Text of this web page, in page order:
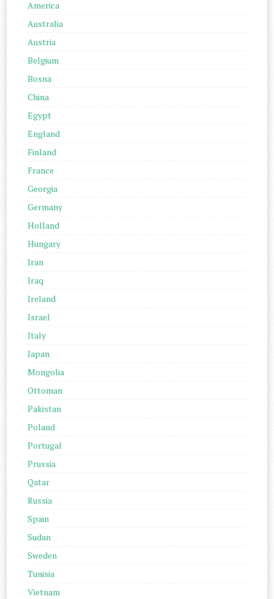
America
Australia
Austria
Belgium
Bosna
China
Egypt
England
Finland
France
Georgia
Germany
Holland
Hungary
Iran
Iraq
Ireland
Israel
Italy
Japan
Mongolia
Ottoman
Pakistan
Poland
Portugal
Prussia
Qatar
Russia
Spain
Sudan
Sweden
Tunisia
Vietnam